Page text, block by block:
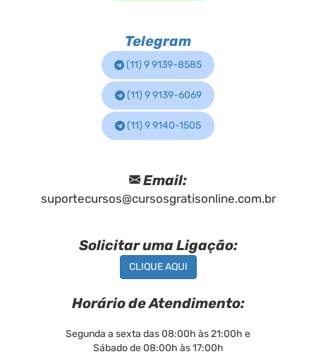
Telegram
(11) 9 9139-8585
(11) 9 9139-6069
(11) 9 9140-1505
Email:
suportecursos@cursosgratisonline.com.br
Solicitar uma Ligação:
CLIQUE AQUI
Horário de Atendimento:
Segunda a sexta das 08:00h às 21:00h e
Sábado de 08:00h às 17:00h